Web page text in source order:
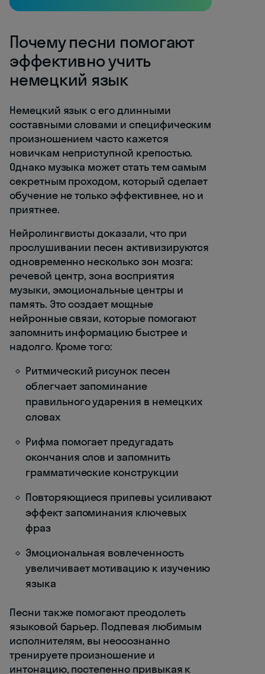
Почему песни помогают
эффективно учить
немецкий язык
Немецкий язык с его длинными
составными словами и специфическим
произношением часто кажется
новичкам неприступной крепостью.
Однако музыка может стать тем самым
секретным проходом, который сделает
обучение не только эффективнее, но и
приятнее.
Нейролингвисты доказали, что при
прослушивании песен активизируются
одновременно несколько зон мозга:
речевой центр, зона восприятия
музыки, эмоциональные центры и
память. Это создает мощные
нейронные связи, которые помогают
запомнить информацию быстрее и
надолго. Кроме того:
Ритмический рисунок песен
облегчает запоминание
правильного ударения в немецких
словах
Рифма помогает предугадать
окончания слов и запомнить
грамматические конструкции
Повторяющиеся припевы усиливают
эффект запоминания ключевых
фраз
Эмоциональная вовлеченность
увеличивает мотивацию к изучению
языка
Песни также помогают преодолеть
языковой барьер. Подпевая любимым
исполнителям, вы неосознанно
тренируете произношение и
интонацию, постепенно привыкая к